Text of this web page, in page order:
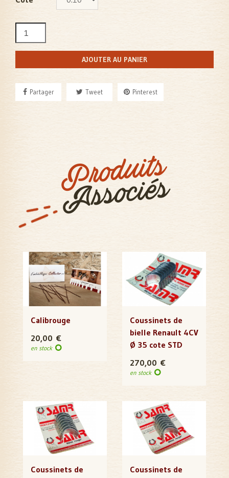
AJOUTER AU PANIER
Partager Tweet Pinterest
Produits
Associés
Calibrouge
20,00 €
en stock
Coussinets de
bielle Renault 4CV
Ø 35 cote STD
270,00 €
en stock
Coussinets de
Coussinets de